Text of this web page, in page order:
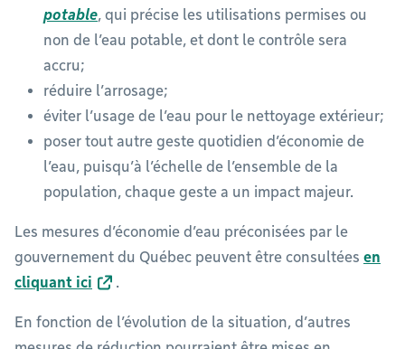
potable, qui précise les utilisations permises ou
non de l’eau potable, et dont le contrôle sera
accru;
réduire l’arrosage;
éviter l’usage de l’eau pour le nettoyage extérieur;
poser tout autre geste quotidien d’économie de
l’eau, puisqu’à l’échelle de l’ensemble de la
population, chaque geste a un impact majeur.
Les mesures d’économie d’eau préconisées par le
gouvernement du Québec peuvent être consultées en
cliquant ici
.
En fonction de l’évolution de la situation, d’autres